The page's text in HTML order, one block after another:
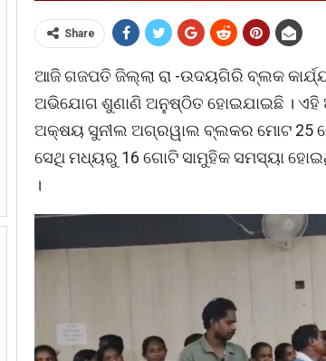
Share
ଆଜି ଗଜପତି ଜିଲ୍ଲା ରା -ଉଦୟଗିରି ବ୍ଲକ
ଅଭିଯୋଗ ଶୁଣାଣି ଅନୁଷ୍ଠିତ ହୋଇଯାଇଛି । ଏହି
ଅକ୍ଷୟ ସୁନୀଲ ଅଗ୍ରୱାଲ ବ୍ଲକର ମୋଟ 25
ସେଥି ମଧ୍ୟରୁ 16 ଗୋଟି ସାମୁହିକ ସମସ୍ୟା
।